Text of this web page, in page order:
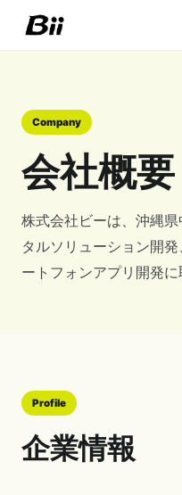
Company
会社概要
株式会社ビーは、沖縄
タルソリューション開
ートフォンアプリ開発に
Profile
企業情報